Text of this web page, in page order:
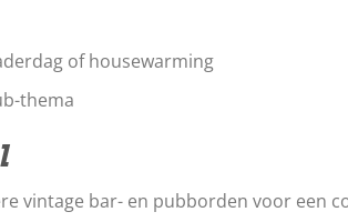
of housewarming
thema
vintage bar- en pubborden voor een